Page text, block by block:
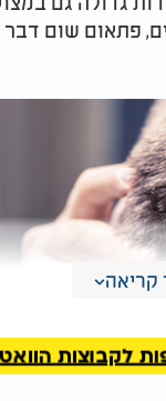
פתאום שום
הוואטסאפ